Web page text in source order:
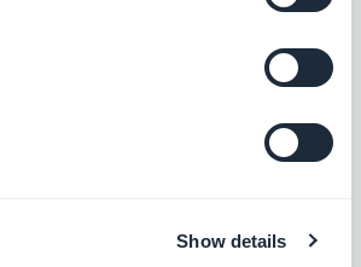
Show details
kundeoplevelsen og spar tid